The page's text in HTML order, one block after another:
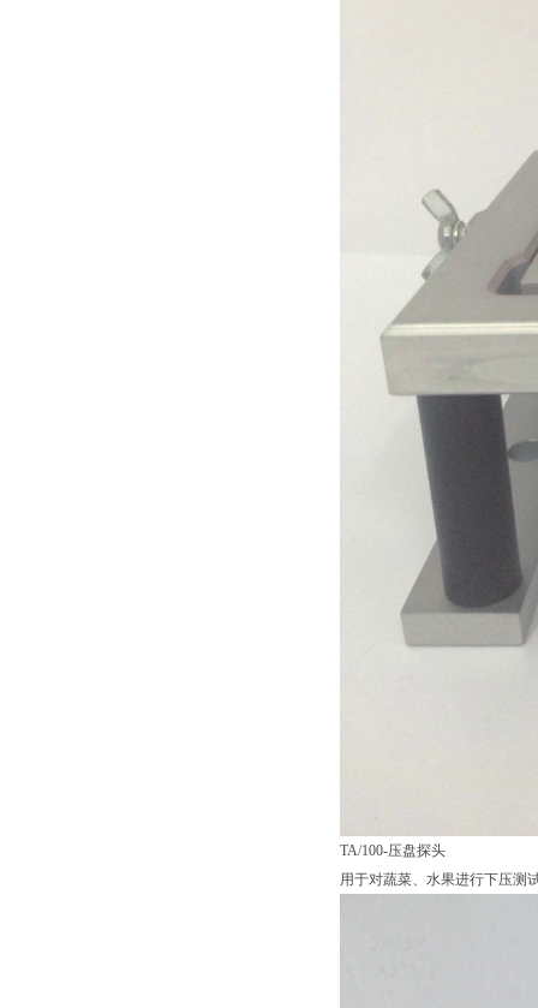
TA/100-压盘探头
用于对蔬菜、水果进行下压测